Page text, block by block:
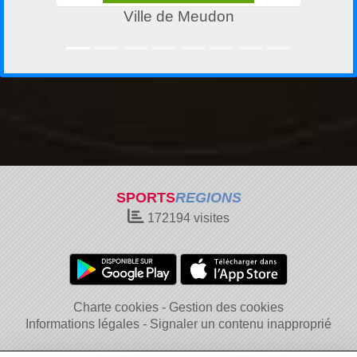
Ville de Meudon
SPORTSREGIONS
172194 visites
Charte cookies
Gestion des cookies
Informations légales
Signaler un contenu inapproprié